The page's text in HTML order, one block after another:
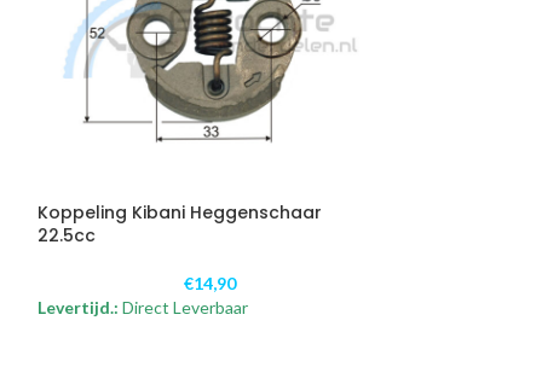
Koppeling Kibani Heggenschaar
22.5cc
€14,90
Levertijd.: Direct Leverbaar